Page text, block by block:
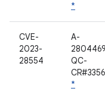
*
CVE-
2023-
28554
A-
QC-
*